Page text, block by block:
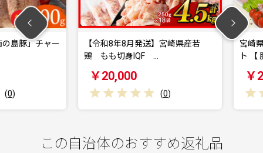
」チャー
【令和8年8月発送】宮崎県産若
鶏 もも切身IQF …
￥20,000
(0)
宮崎県産
ト 【 豚肉
￥
この自治体のおすすめ返礼品